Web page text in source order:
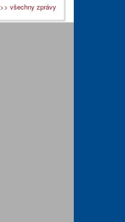
>> všechny zprávy